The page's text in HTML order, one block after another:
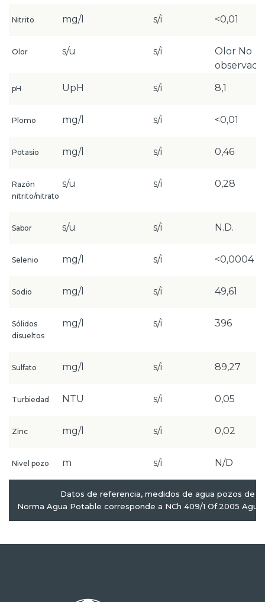
Nitrito mg/l s/i <0,01
Olor s/u s/i
Olor No
observado
pH UpH s/i 8,1
Plomo mg/l s/i <0,01
Potasio mg/l s/i 0,46
Razón
nitrito/nitrato
s/u s/i 0,28
Sabor s/u s/i N.D.
Selenio mg/l s/i <0,0004
Sodio mg/l s/i 49,61
Sólidos
disueltos
mg/l s/i 396
Sulfato mg/l s/i 89,27
Turbiedad NTU s/i 0,05
Zinc mg/l s/i 0,02
Nivel pozo m s/i N/D
Datos de referencia, medidos de agua pozos de
Norma Agua Potable corresponde a NCh 409/1 Of.2005